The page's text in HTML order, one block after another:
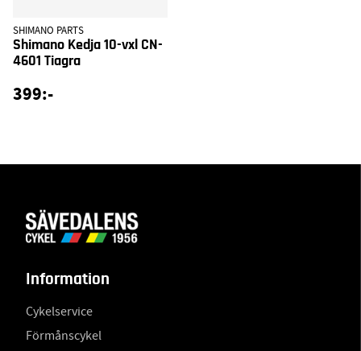
SHIMANO PARTS
Shimano Kedja 10-vxl CN-
4601 Tiagra
399:-
Information
Cykelservice
Förmånscykel